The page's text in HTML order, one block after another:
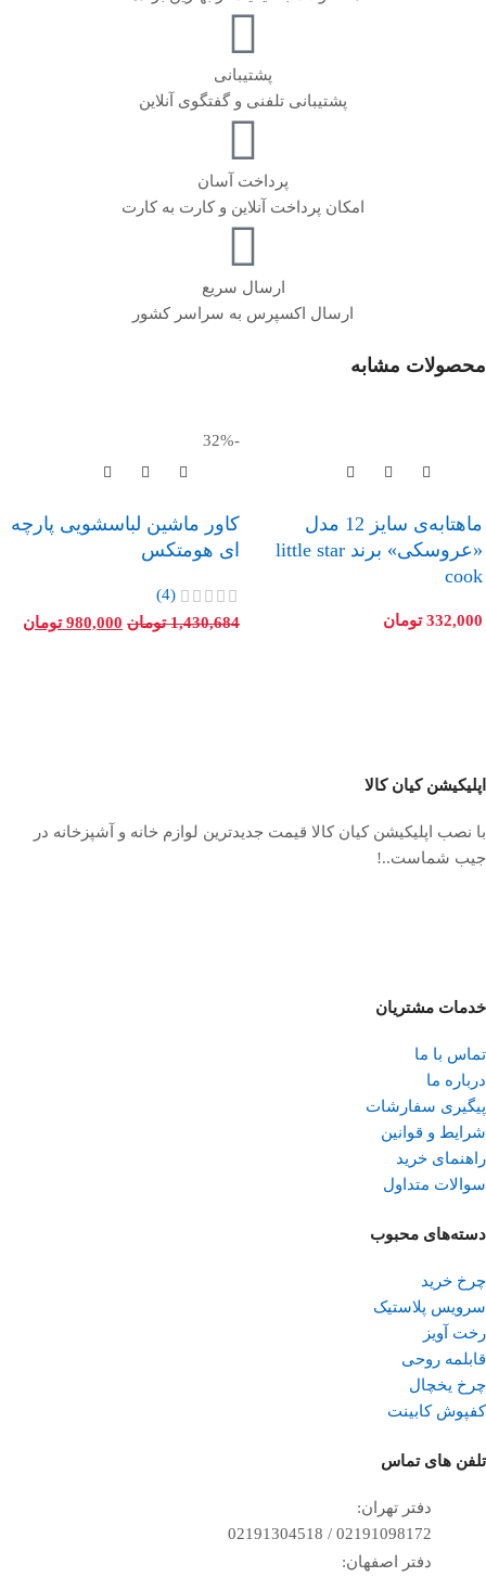
پشتیبانی
پشتیبانی تلفنی و گفتگوی آنلاین
پرداخت آسان
امکان پرداخت آنلاین و کارت به کارت
ارسال سریع
ارسال اکسپرس به سراسر کشور
محصولات مشابه
ماهتابه‌ی سایز 12 مدل
«عروسکی» برند little star
cook
332,000 تومان
-32%
کاور ماشین لباسشویی پارچه
ای هومتکس
(4)
1,430,684 تومان 980,000 تومان
اپلیکیشن کیان کالا
با نصب اپلیکیشن کیان کالا قیمت جدیدترین لوازم خانه و آشپزخانه در
جیب شماست..!
خدمات مشتریان
تماس با ما
درباره ما
پیگیری سفارشات
شرایط و قوانین
راهنمای خرید
سوالات متداول
دسته‌های محبوب
چرخ خرید
سرویس پلاستیک
رخت آویز
قابلمه روحی
چرخ یخچال
کفپوش کابینت
تلفن ‌های تماس
دفتر تهران:
02191098172 / 02191304518
دفتر اصفهان: